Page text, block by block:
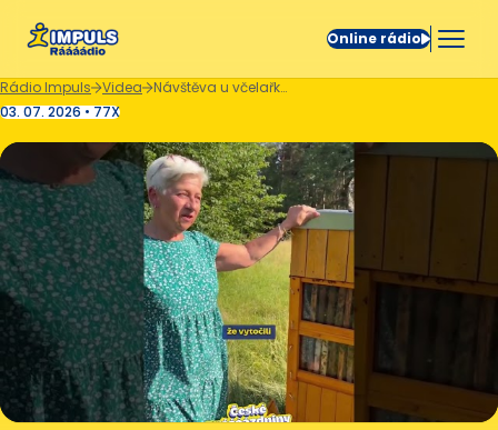
Online rádio
Rádio Impuls Videa
Návštěva u včelařky, kde vzniká Rožmberský med 🍯🐝
03. 07. 2026 • 77X